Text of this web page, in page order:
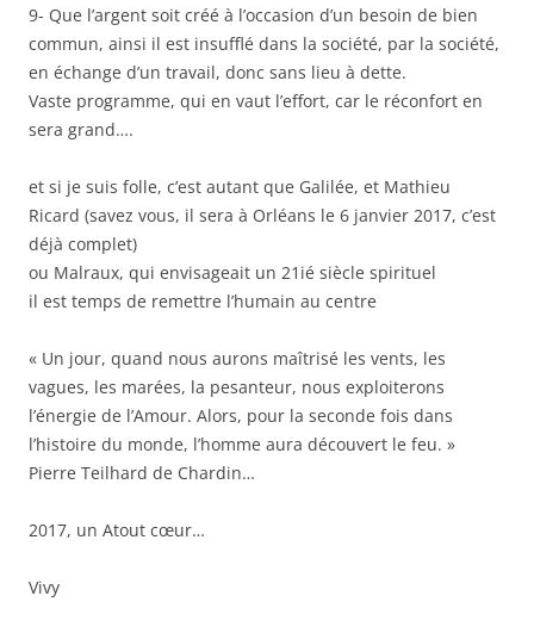
9- Que l’argent soit créé à l’occasion d’un besoin de bien
commun, ainsi il est insufflé dans la société, par la société,
en échange d’un travail, donc sans lieu à dette.
Vaste programme, qui en vaut l’effort, car le réconfort en
sera grand….
et si je suis folle, c’est autant que Galilée, et Mathieu
Ricard (savez vous, il sera à Orléans le 6 janvier 2017, c’est
déjà complet)
ou Malraux, qui envisageait un 21ié siècle spirituel
il est temps de remettre l’humain au centre
« Un jour, quand nous aurons maîtrisé les vents, les
vagues, les marées, la pesanteur, nous exploiterons
l’énergie de l’Amour. Alors, pour la seconde fois dans
l’histoire du monde, l’homme aura découvert le feu. »
Pierre Teilhard de Chardin…
2017, un Atout cœur…
Vivy